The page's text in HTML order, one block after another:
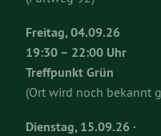
Freitag, 04.09.26
19:30 – 22:00 Uhr
Treffpunkt Grün
(Ort wird noch bekannt
Dienstag, 15.09.26 ·